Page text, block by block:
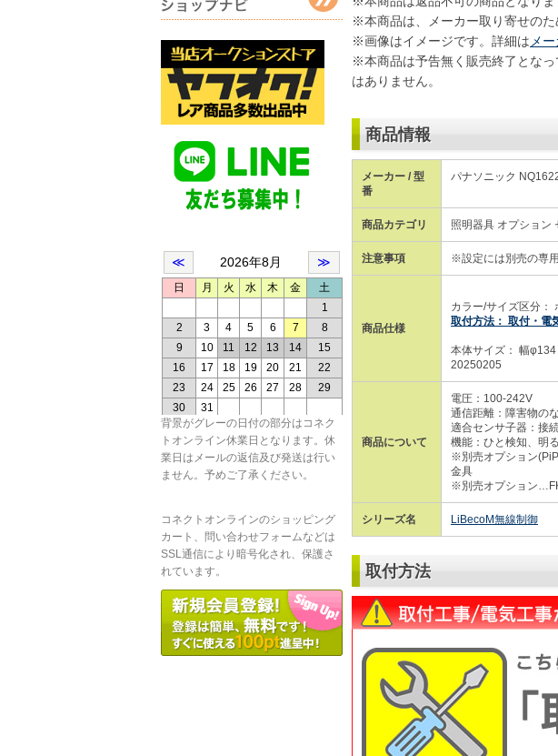
背景がグレーの日付の部分はコネク
トオンライン休業日となります。休
業日はメールの返信及び発送は行い
ません。予めご了承ください。
コネクトオンラインのショッピング
カート、問い合わせフォームなどは
SSL通信により暗号化され、保護さ
れています。
※本商品は、メーカー取り寄せのた
※画像はイメージです。詳細は メ
※本商品は予告無く販売終了とな
はありません。
商品情報
メーカー / 型
番
パナソニック
商品カテゴリ 照明器具 オプション
注意事項 ※設定には別売の専
商品仕様
カラー/サイズ区分：
取付方法： 取付・電
本体サイズ： 幅
20250205
商品について
電圧：100-242V
通信距離：障害物の
適合センサ子器：接
機能：ひと検知、明
※別売オプション
金具
※別売オプション
シリーズ名 LiBecoM無線制御
取付方法